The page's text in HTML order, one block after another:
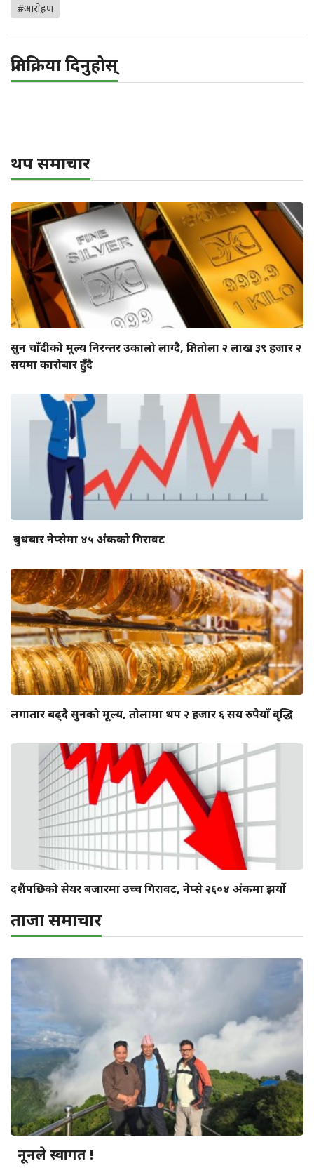
#आराेहण
प्रतिक्रिया दिनुहोस्
थप समाचार
सुन चाँदीको मूल्य निरन्तर उकालो लाग्दै, प्रतितोला २ लाख ३९ हजार २
सयमा कारोबार हुँदै
बुधबार नेप्सेमा ४५ अंककाे गिरावट
लगातार बढ्दै सुनको मूल्य, तोलामा थप २ हजार ६ सय रुपैयाँ वृद्धि
दशैंपछिको सेयर बजारमा उच्च गिरावट, नेप्से २६०४ अंकमा झर्याे
ताजा समाचार
नूनले स्वागत !